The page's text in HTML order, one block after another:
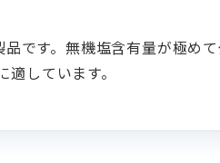
です。無機塩含有量が極め
しています。